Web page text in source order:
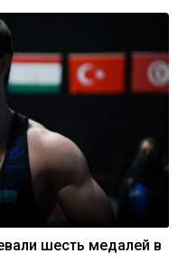
шесть медалей в